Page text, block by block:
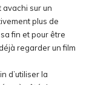
sur un
plus de
fin et pour être
regarder un film
d’utiliser la